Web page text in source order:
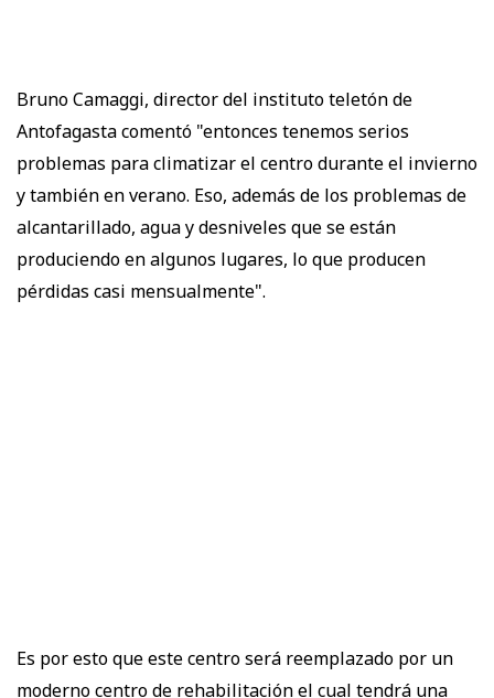
Bruno Camaggi, director del instituto teletón de
Antofagasta comentó "entonces tenemos serios
problemas para climatizar el centro durante el invierno
y también en verano. Eso, además de los problemas de
alcantarillado, agua y desniveles que se están
produciendo en algunos lugares, lo que producen
pérdidas casi mensualmente".
Es por esto que este centro será reemplazado por un
moderno centro de rehabilitación el cual tendrá una